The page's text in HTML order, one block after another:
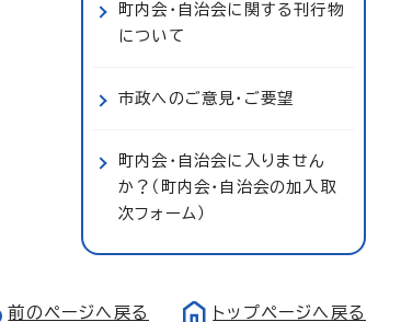
町内会・自治会に関する刊行物
について
市政へのご意見・ご要望
町内会・自治会に入りません
か？（町内会・自治会の加入取
次フォーム）
前のページへ戻る トップページへ戻る